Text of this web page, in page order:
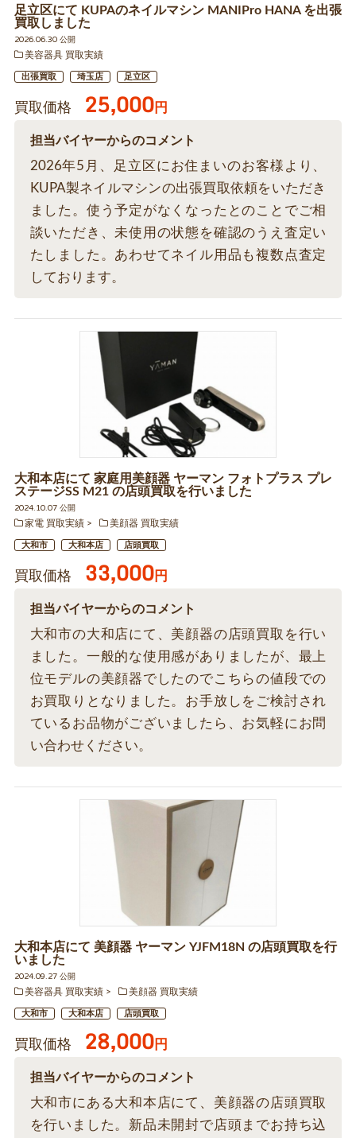
足立区にて KUPAのネイルマシン MANIPro HANA を出張
買取しました
2026.06.30 公開
美容器具 買取実績
出張買取 埼玉店 足立区
買取価格 25,000円
担当バイヤーからのコメント
2026年5月、足立区にお住まいのお客様より、
KUPA製ネイルマシンの出張買取依頼をいただき
ました。使う予定がなくなったとのことでご相
談いただき、未使用の状態を確認のうえ査定い
たしました。あわせてネイル用品も複数点査定
しております。
大和本店にて 家庭用美顔器 ヤーマン フォトプラス プレ
ステージSS M21 の店頭買取を行いました
2024.10.07 公開
家電 買取実績
美顔器 買取実績
大和市 大和本店 店頭買取
買取価格 33,000円
担当バイヤーからのコメント
大和市の大和店にて、美顔器の店頭買取を行い
ました。一般的な使用感がありましたが、最上
位モデルの美顔器でしたのでこちらの値段での
お買取りとなりました。お手放しをご検討され
ているお品物がございましたら、お気軽にお問
い合わせください。
大和本店にて 美顔器 ヤーマン YJFM18N の店頭買取を行
いました
2024.09.27 公開
美容器具 買取実績
美顔器 買取実績
大和市 大和本店 店頭買取
買取価格 28,000円
担当バイヤーからのコメント
大和市にある大和本店にて、美顔器の店頭買取
を行いました。新品未開封で店頭までお持ち込